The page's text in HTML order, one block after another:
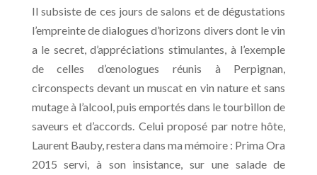
Il subsiste de ces jours de salons et de dégustations
l’empreinte de dialogues d’horizons divers dont le vin
a le secret, d’appréciations stimulantes, à l’exemple
de celles d’œnologues réunis à Perpignan,
circonspects devant un muscat en vin nature et sans
mutage à l’alcool, puis emportés dans le tourbillon de
saveurs et d’accords. Celui proposé par notre hôte,
Laurent Bauby, restera dans ma mémoire : Prima Ora
2015 servi, à son insistance, sur une salade de